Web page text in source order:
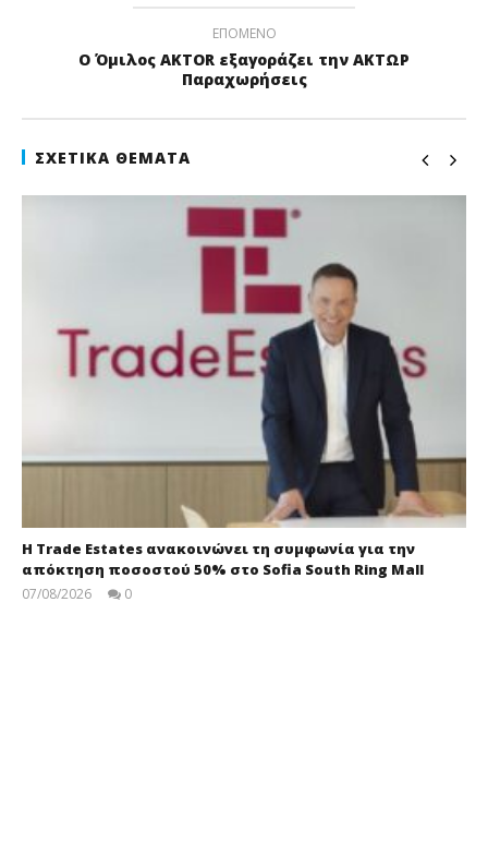
ΕΠΌΜΕΝΟ
Ο Όμιλος AKTOR εξαγοράζει την ΑΚΤΩΡ
Παραχωρήσεις
ΣΧΕΤΙΚΆ ΘΈΜΑΤΑ
Η Trade Estates ανακοινώνει τη συμφωνία για την
απόκτηση ποσοστού 50% στο Sofia South Ring Mall
07/08/2026 0